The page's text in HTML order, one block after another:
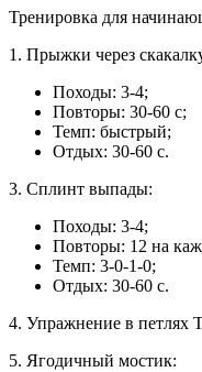
Тренировка для
1. Прыжки через
Походы: 3-4;
Повторы: 30-60 c;
Темп: быстрый;
Отдых: 30-60 c.
3. Сплинт выпады:
Походы: 3-4;
Повторы: 12 на
Темп: 3-0-1-0;
Отдых: 30-60 c.
4. Упражнение в петлях
5. Ягодичный мостик: